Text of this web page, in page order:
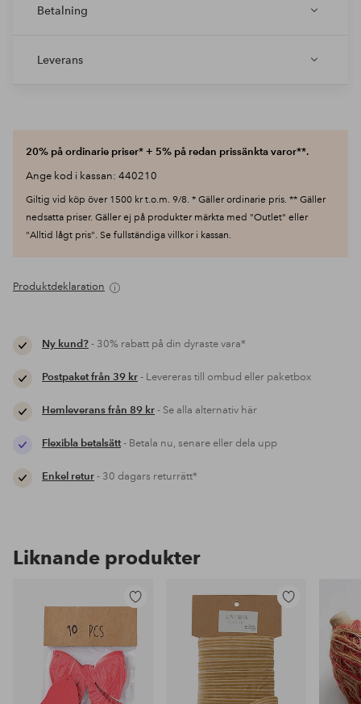
Betalning
Leverans
20% på ordinarie priser* + 5% på redan prissänkta varor**.
Ange kod i kassan: 440210
Giltig vid köp över 1500 kr t.o.m. 9/8. * Gäller ordinarie pris. ** Gäller
nedsatta priser. Gäller ej på produkter märkta med "Outlet" eller
"Alltid lågt pris". Se fullständiga villkor i kassan.
Produktdeklaration
Ny kund?- 30% rabatt på din dyraste vara*
Postpaket från 39 kr- Levereras till ombud eller paketbox
Hemleverans från 89 kr- Se alla alternativ här
Flexibla betalsätt- Betala nu, senare eller dela upp
Enkel retur- 30 dagars returrätt*
Liknande produkter
favoriter
i